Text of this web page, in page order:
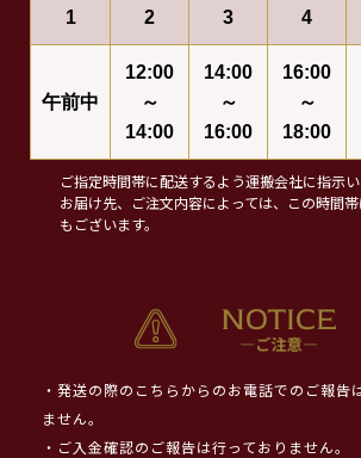
1 2 3 4
午前中
12:00
～
14:00
14:00
～
16:00
16:00
～
18:00
ご指定時間帯に配送するよう運搬会社に指示い
お届け先、ご注文内容によっては、この時間
もございます。
・発送の際のこちらからのお電話でのご報告
ません。
・ご入金確認のご報告は行っておりません。